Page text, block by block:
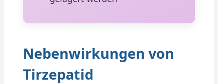
Nebenwirkungen von
Tirzepatid